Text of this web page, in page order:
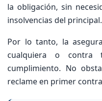
la obligación, sin
insolvencias del principal.
Por lo tanto, la
cualquiera o
cumplimiento. No
reclame en primer